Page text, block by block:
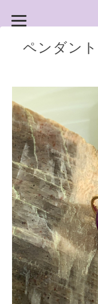
ペンダン